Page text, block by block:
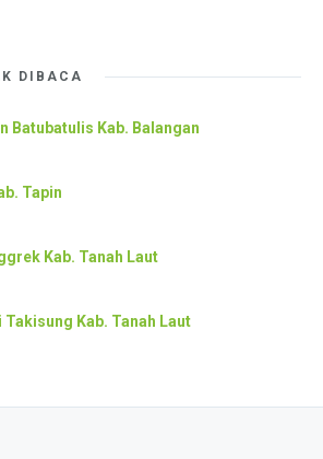
DIBACA
Batubatulis Kab. Balangan
Tapin
Kab. Tanah Laut
Kab. Tanah Laut